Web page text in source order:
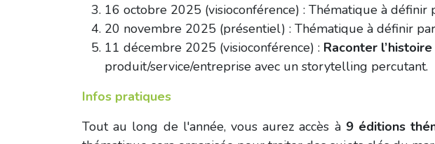
16 octobre 2025 (visioconférence) : Thématique à définir
20 novembre 2025 (présentiel) : Thématique à définir
11 décembre 2025 (visioconférence) : Raconter
produit/service/entreprise avec un storytelling percutant.
Infos pratiques
Tout au long de l'année, vous aurez accès à9 éditions